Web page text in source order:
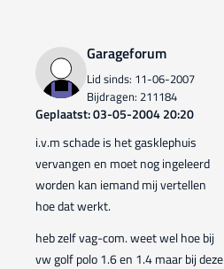
Garageforum
Lid sinds: 11-06-2007
Bijdragen: 211184
Geplaatst: 03-05-2004 20:20
i.v.m schade is het gasklephuis
vervangen en moet nog ingeleerd
worden kan iemand mij vertellen
hoe dat werkt.
heb zelf vag-com. weet wel hoe bij
vw golf polo 1.6 en 1.4 maar bij deze